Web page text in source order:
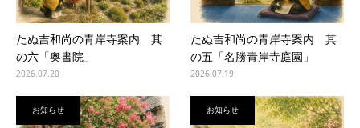
たぬ吉和尚の青岸寺案内 其
の六「奥書院」
2026.07.20
たぬ吉和尚の青岸寺案内 其
の五「名勝青岸寺庭園」
2026.07.19
お知らせ お知らせ